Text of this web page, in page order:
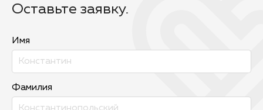
Оставьте заявку.
Имя
Фамилия